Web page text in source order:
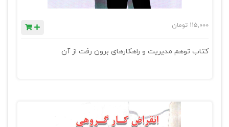
115,000 تومان
کتاب توهم مدیریت و راهکارهای برون رفت از آن